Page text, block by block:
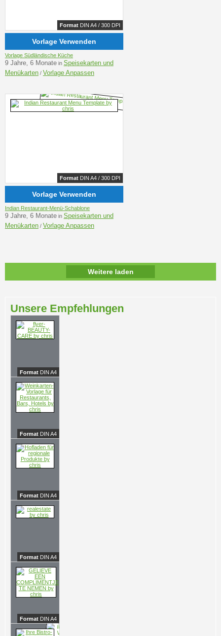
Format DIN A4 / 300 DPI
Vorlage Verwenden
Vorlage Südländische Küche
9 Jahre, 6 Monate in Speisekarten und
Menükarten / Vorlage Anpassen
Format DIN A4 / 300 DPI
Vorlage Verwenden
Indian Restaurant-Menü-Schablone
9 Jahre, 6 Monate in Speisekarten und
Menükarten / Vorlage Anpassen
Weitere laden
Unsere Empfehlungen
Format DIN A4
Format DIN A4
Format DIN A4
Format DIN A4
Format DIN A4